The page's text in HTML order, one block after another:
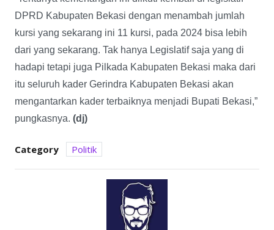
DPRD Kabupaten Bekasi dengan menambah jumlah
kursi yang sekarang ini 11 kursi, pada 2024 bisa lebih
dari yang sekarang. Tak hanya Legislatif saja yang di
hadapi tetapi juga Pilkada Kabupaten Bekasi maka dari
itu seluruh kader Gerindra Kabupaten Bekasi akan
mengantarkan kader terbaiknya menjadi Bupati Bekasi,”
pungkasnya. (dj)
Category Politik